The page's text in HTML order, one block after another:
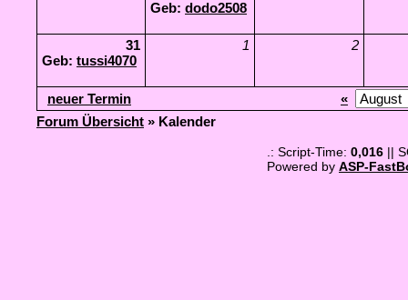
Geb: dodo2508
31
Geb: tussi4070
1 2
neuer Termin
«
Forum Übersicht » Kalender
.: Script-Time: 0,016 ||
Powered by ASP-